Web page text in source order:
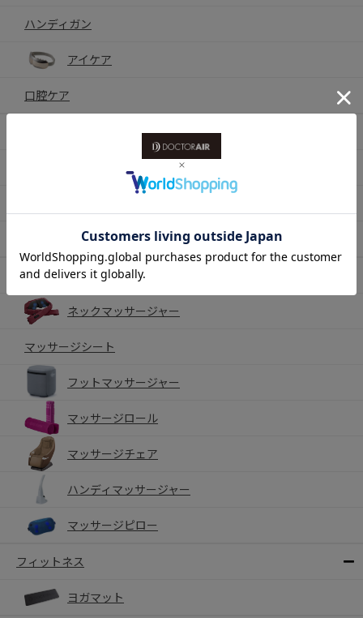
ハンディガン
アイケア
口腔ケア
姿勢・背中・腰・お腹ケア
ハンディファン
マッサージ
ネックマッサージャー
マッサージシート
フットマッサージャー
マッサージロール
マッサージチェア
ハンディマッサージャー
マッサージピロー
フィットネス
ヨガマット